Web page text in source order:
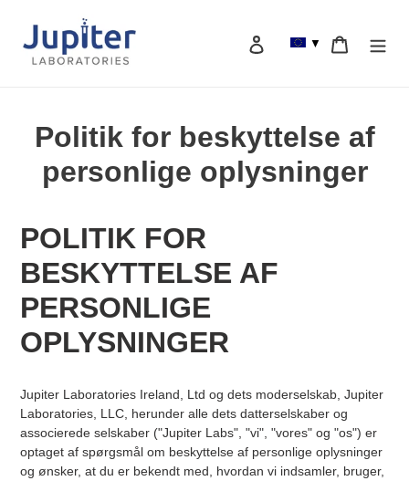
indhold
Søg efter
Log ind ▼ Vogn
Politik for beskyttelse af
personlige oplysninger
POLITIK FOR
BESKYTTELSE AF
PERSONLIGE
OPLYSNINGER
Jupiter Laboratories Ireland, Ltd og dets moderselskab, Jupiter
Laboratories, LLC, herunder alle dets datterselskaber og
associerede selskaber ("Jupiter Labs", "vi", "vores" og "os") er
optaget af spørgsmål om beskyttelse af personlige oplysninger
og ønsker, at du er bekendt med, hvordan vi indsamler, bruger,